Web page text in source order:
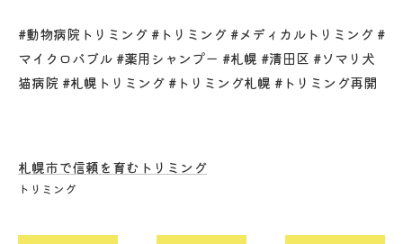
#動物病院トリミング #トリミング #メディカルトリミング #
マイクロバブル #薬用シャンプー #札幌 #清田区 #ソマリ犬
猫病院 #札幌トリミング #トリミング札幌 #トリミング再開
札幌市で信頼を育むトリミング
トリミング